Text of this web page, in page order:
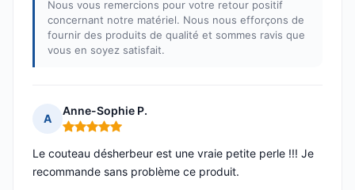
Nous vous remercions pour votre retour positif
concernant notre matériel. Nous nous efforçons de
fournir des produits de qualité et sommes ravis que
vous en soyez satisfait.
A
Anne-Sophie P.
Note : 5 sur 5
Le couteau désherbeur est une vraie petite perle !!! Je
recommande sans problème ce produit.